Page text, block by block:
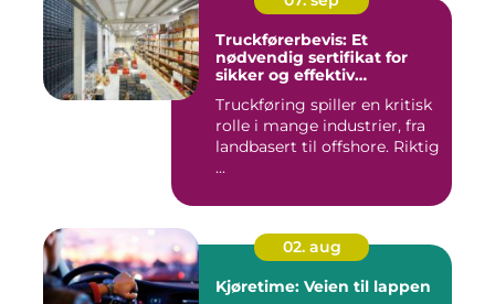
Truckførerbevis: Et
nødvendig sertifikat for
sikker og effektiv
Truckføring spiller en kritisk
rolle i mange industrier, fra
landbasert til offshore. Riktig
...
02. aug
Kjøretime: Veien til lappen